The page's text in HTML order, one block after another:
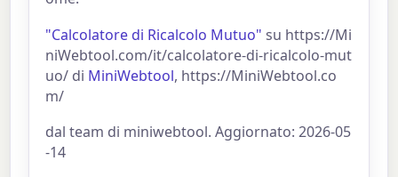
"Calcolatore di Ricalcolo Mutuo" su https://Mi
niWebtool.com/it/calcolatore-di-ricalcolo-mut
uo/ di MiniWebtool, https://MiniWebtool.co
m/
dal team di miniwebtool. Aggiornato: 2026-05
-14